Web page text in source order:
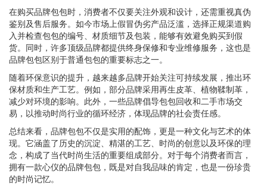
在购买品牌包包时，消费者不仅要关注外观和设计，还需重视真伪
鉴别及售后服务。如今市场上假冒伪劣产品泛滥，选择正规渠道购
入并检查包包的编号、材质细节及包装，能够有效避免购买到假
货。同时，许多顶级品牌都提供终身保修和专业维修服务，这也是
品牌包包区别于普通包包的重要标志之一。
随着环保意识的提升，越来越多品牌开始关注可持续发展，推出环
保材质和生产工艺。例如，部分品牌采用再生皮革、植物鞣制革，
减少对环境的影响。此外，一些品牌倡导包包回收和二手市场交
易，以推动时尚行业的循环经济，体现品牌的社会责任感。
总结来看，品牌包包不仅是实用的配饰，更是一种文化与艺术的体
现。它涵盖了历史的沉淀、精湛的工艺、时尚的创意以及环保的理
念，构成了当代时尚生活的重要组成部分。对于每个消费者而言，
拥有一款心仪的品牌包包，既是对自我品味的肯定，也是一份珍贵
的时尚记忆。